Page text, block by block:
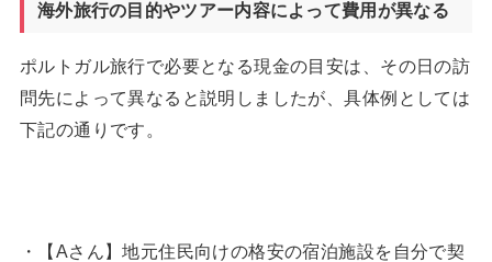
海外旅行の目的やツアー内容によって費用が異なる
ポルトガル旅行で必要となる現金の目安は、その日の訪
問先によって異なると説明しましたが、具体例としては
下記の通りです。
・【Aさん】地元住民向けの格安の宿泊施設を自分で契